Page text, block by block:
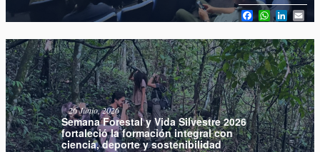
Facebook
Semana Forestal y Vida Silvestre 2026
fortaleció la formación integral con
ciencia, deporte y sostenibilidad
26 Junio, 2026